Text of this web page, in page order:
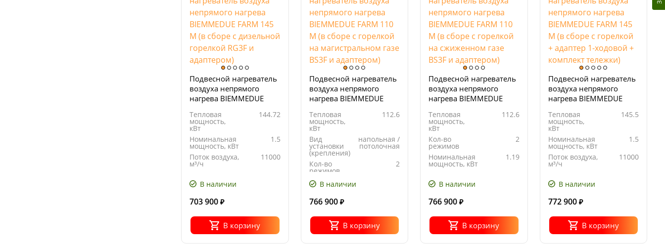
Подвесной нагреватель
воздуха непрямого
нагрева BIEMMEDUE
дизельной горелкой
RG3F и адаптером)
Тепловая
мощность,
кВт
144.72
Номинальная
мощность, кВт
1.5
Поток воздуха,
м³/ч
11000
топлива, кг/ч
В наличии
703 900 ₽
В корзину
Подвесной нагреватель
воздуха непрямого
нагрева BIEMMEDUE
горелкой на
магистральном газе
BS3F и адаптером)
Тепловая
мощность,
кВт
112.6
Вид
установки
(крепления)
напольная /
потолочная
Кол-во
режимов
2
Номинальная
мощность, кВт
В наличии
766 900 ₽
В корзину
Подвесной нагреватель
воздуха непрямого
нагрева BIEMMEDUE
горелкой на сжиженном
газе BS3F и адаптером)
Тепловая
мощность,
кВт
112.6
Кол-во
режимов
2
Номинальная
мощность, кВт
1.19
топлива, кг/ч
В наличии
766 900 ₽
В корзину
Подвесной нагреватель
воздуха непрямого
нагрева BIEMMEDUE
горелкой + адаптер 1-
ходовой + комплект
тележки)
Тепловая
мощность,
кВт
145.5
Номинальная
мощность, кВт
1.5
Поток воздуха,
м³/ч
11000
топлива, кг/ч
В наличии
772 900 ₽
В корзину